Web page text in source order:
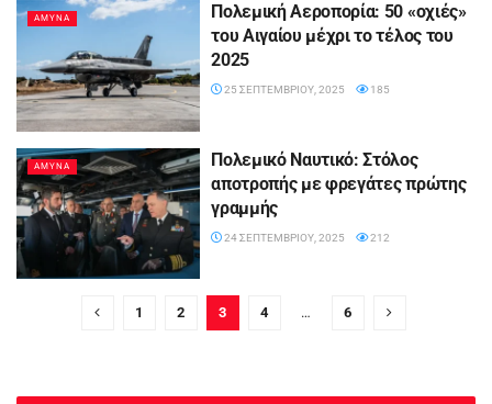
ΑΜΥΝΑ
Πολεμική Αεροπορία: 50 «οχιές»
του Αιγαίου μέχρι το τέλος του
2025
25 ΣΕΠΤΕΜΒΡΊΟΥ, 2025 185
ΑΜΥΝΑ
Πολεμικό Ναυτικό: Στόλος
αποτροπής με φρεγάτες πρώτης
γραμμής
24 ΣΕΠΤΕΜΒΡΊΟΥ, 2025 212
1 2 3 4 … 6